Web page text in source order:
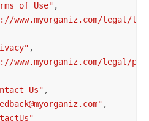
of Use" ,
www.myorganiz.com/legal/
,
www.myorganiz.com/legal/
Us" ,
,